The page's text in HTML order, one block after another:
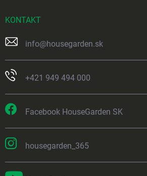
KONTAKT
info@housegarden.sk
+421 949 494 000
Facebook HouseGarden SK
housegarden_365